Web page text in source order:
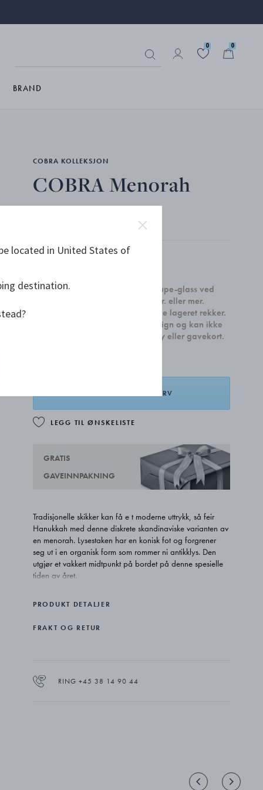
0 0
BRAND
COBRA KOLLEKSJON
COBRA Menorah
Få et sett med to Sky Cocktail Coupe-glass ved
kjøp av boligtilbehør for 4.000 kr. eller mer.
Gjelder til 31. august eller så lenge lageret rekker.
Kampanjen gjelder alle boligdesign og kan ikke
kombineres med smykker, sølvtøy eller gavekort.
LEGG I HANDLEKURV
LEGG TIL ØNSKELISTE
GRATIS
GAVEINNPAKNING
Tradisjonelle skikker kan få e t moderne uttrykk, så feir
Hanukkah med denne diskrete skandinaviske varianten av
en menorah. Lysestaken har en konisk fot og forgrener
seg ut i en organisk form som rommer ni antikklys. Den
utgjør et vakkert midtpunkt på bordet på denne spesielle
tiden av året.
Cobra er designet av tyskfødte Constantin Wortmann, og
Den elegante flyten i formene, kombinert med Wortmanns
stål og passer for stearinlys Ø9 mm.
PRODUKT DETALJER
FRAKT OG RETUR
RING +45 38 14 90 44
located in United States of
destination.